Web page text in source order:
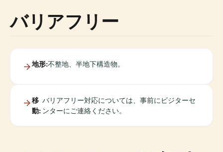
バリアフリー
地形:不整地、半地下構造物。
移
動:
バリアフリー対応については、事前にビジターセ
ンターにご連絡ください。